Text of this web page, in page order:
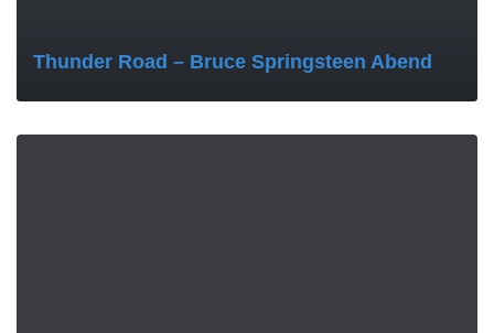
Thunder Road – Bruce Springsteen Abend